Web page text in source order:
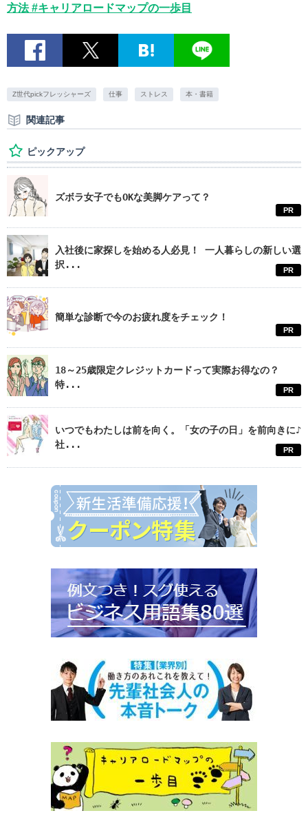
方法 #キャリアロードマップの一歩目
Z世代pickフレッシャーズ 仕事 ストレス 本・書籍
関連記事
ピックアップ
ズボラ女子でもOKな美脚ケアって？
PR
入社後に家探しを始める人必見！ 一人暮らしの新しい選
択...
PR
簡単な診断で今のお疲れ度をチェック！
PR
18～25歳限定クレジットカードって実際お得なの？
特...
PR
いつでもわたしは前を向く。「女の子の日」を前向きに♪
社...
PR